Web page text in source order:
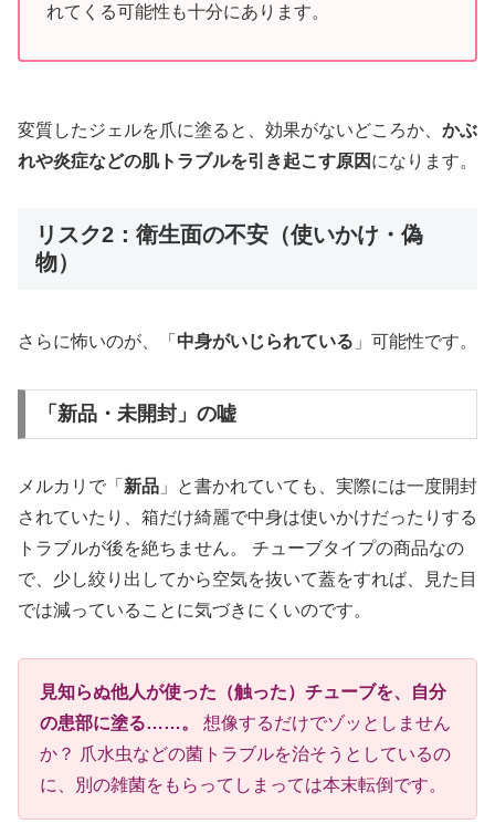
れてくる可能性も十分にあります。
変質したジェルを爪に塗ると、効果がないどころか、 かぶ
れや炎症などの肌トラブルを引き起こす原因 になります。
リスク2：衛生面の不安（使いかけ・偽
物）
さらに怖いのが、「 中身がいじられている 」可能性です。
「新品・未開封」の嘘
メルカリで「 新品 」と書かれていても、実際には一度開封
されていたり、箱だけ綺麗で中身は使いかけだったりする
トラブルが後を絶ちません。 チューブタイプの商品なの
で、少し絞り出してから空気を抜いて蓋をすれば、見た目
では減っていることに気づきにくいのです。
見知らぬ他人が使った（触った）チューブを、自分
の患部に塗る……。
想像するだけでゾッとしません
か？ 爪水虫などの菌トラブルを治そうとしているの
に、別の雑菌をもらってしまっては本末転倒です。